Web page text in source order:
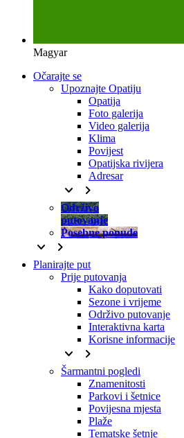
Magyar
Očarajte se
Upoznajte Opatiju
Opatija
Foto galerija
Video galerija
Klima
Povijest
Opatijska rivijera
Adresar
keyboard_arrow_down keyboard_arrow_right
Održivo
putovanje
Posebne ponude
keyboard_arrow_down keyboard_arrow_right
Planirajte put
Prije putovanja
Kako doputovati
Sezone i vrijeme
Održivo putovanje
Interaktivna karta
Korisne informacije
keyboard_arrow_down keyboard_arrow_right
Šarmantni pogledi
Znamenitosti
Parkovi i šetnice
Povijesna mjesta
Plaže
Tematske šetnje